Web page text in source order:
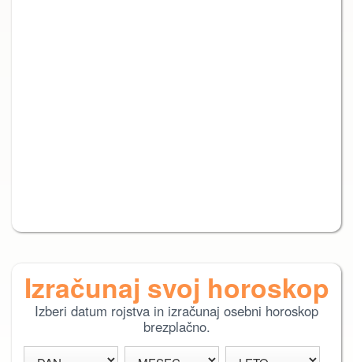
Izračunaj svoj horoskop
Izberi datum rojstva in izračunaj osebni horoskop
brezplačno.